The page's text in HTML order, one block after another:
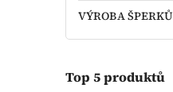
VÝROBA ŠPERKŮ
Top 5 produktů